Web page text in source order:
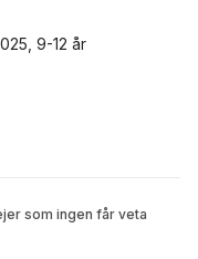
9-12 år
som ingen får veta